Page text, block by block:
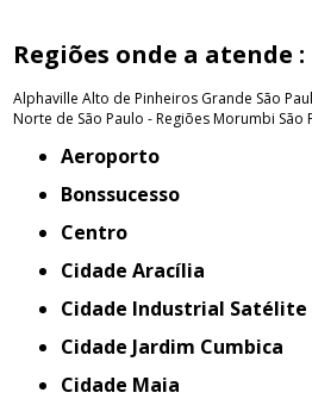
Regiões onde a atende :
Alphaville Alto de Pinheiros Grande São
Norte de São Paulo - RegiõesMorumbi São
Aeroporto
Bonssucesso
Centro
Cidade Aracília
Cidade Industrial Satélite
Cidade Jardim Cumbica
Cidade Maia